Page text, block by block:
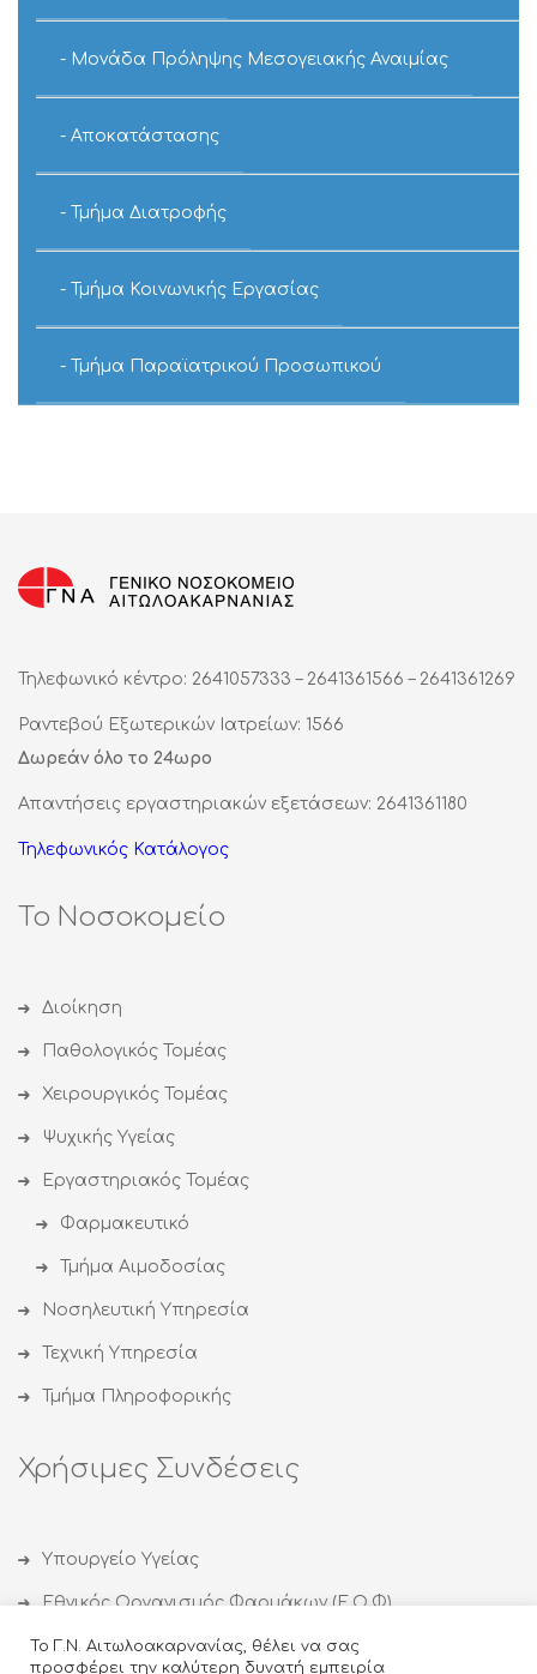
Μονάδα Πρόληψης Μεσογειακής Αναιμίας
Αποκατάστασης
Τμήμα Διατροφής
Τμήμα Κοινωνικής Εργασίας
Τμήμα Παραϊατρικού Προσωπικού
Τηλεφωνικό κέντρο: 2641057333 – 2641361566 – 2641361269
Ραντεβού Εξωτερικών Ιατρείων: 1566
Δωρεάν όλο το 24ωρο
Απαντήσεις εργαστηριακών εξετάσεων: 2641361180
Τηλεφωνικός Κατάλογος
Το Νοσοκομείο
Διοίκηση
Παθολογικός Τομέας
Χειρουργικός Τομέας
Ψυχικής Υγείας
Εργαστηριακός Τομέας
Φαρμακευτικό
Τμήμα Αιμοδοσίας
Νοσηλευτική Υπηρεσία
Τεχνική Υπηρεσία
Τμήμα Πληροφορικής
Χρήσιμες Συνδέσεις
Υπουργείο Υγείας
Εθνικός Οργανισμός Φαρμάκων (Ε.Ο.Φ)
Εθνικός Οργανισμός Δημόσιας Υγείας (ΕΟΔΥ)
Το Γ.Ν. Αιτωλοακαρνανίας, θέλει να σας
προσφέρει την καλύτερη δυνατή εμπειρία